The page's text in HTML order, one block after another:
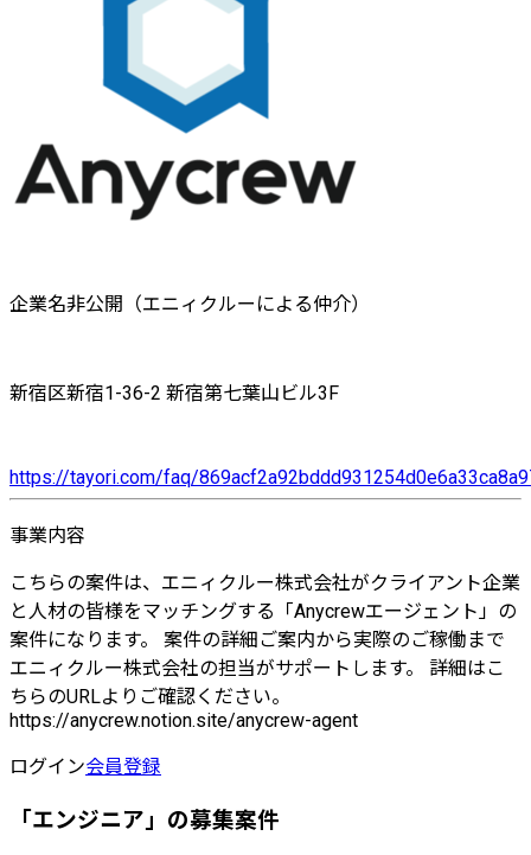
企業名非公開（エニィクルーによる仲介）
新宿区新宿1-36-2 新宿第七葉山ビル3F
https://tayori.com/faq/
事業内容
こちらの案件は、エニィクルー株式会社がクライアント企業
と人材の皆様をマッチングする「Anycrewエージェント」の
案件になります。 案件の詳細ご案内から実際のご稼働まで
エニィクルー株式会社の担当がサポートします。 詳細はこ
ちらのURLよりご確認ください。
https://anycrew.notion.site/anycrew-agent
ログイン会員登録
「エンジニア」の募集案件